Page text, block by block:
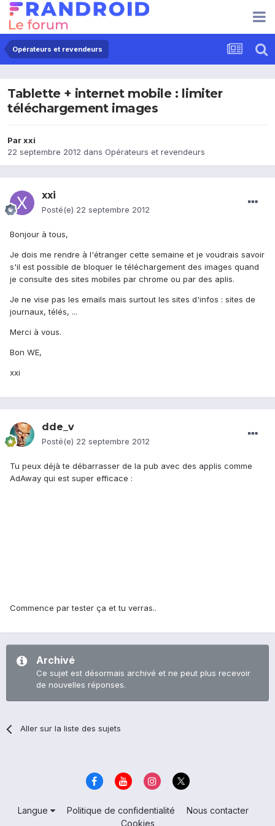
Opérateurs et revendeurs
Tablette + internet mobile : limiter
téléchargement images
Parxxi
22 septembre 2012 dans Opérateurs et revendeurs
xxi
Posté(e) 22 septembre 2012
Bonjour à tous,
Je dois me rendre à l'étranger cette semaine et je voudrais savoir
s'il est possible de bloquer le téléchargement des images quand
je consulte des sites mobiles par chrome ou par des aplis.
Je ne vise pas les emails mais surtout les sites d'infos : sites de
journaux, télés, ...
Merci à vous.
Bon WE,
xxi
dde_v
Posté(e) 22 septembre 2012
Tu peux déjà te débarrasser de la pub avec des applis comme
AdAway qui est super efficace :
Commence par tester ça et tu verras..
Archivé
Ce sujet est désormais archivé et ne peut plus recevoir
de nouvelles réponses.
Aller sur la liste des sujets
Langue Politique de confidentialité
Nous contacter
Cookies